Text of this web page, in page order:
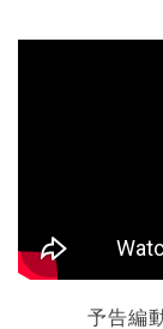
予告編